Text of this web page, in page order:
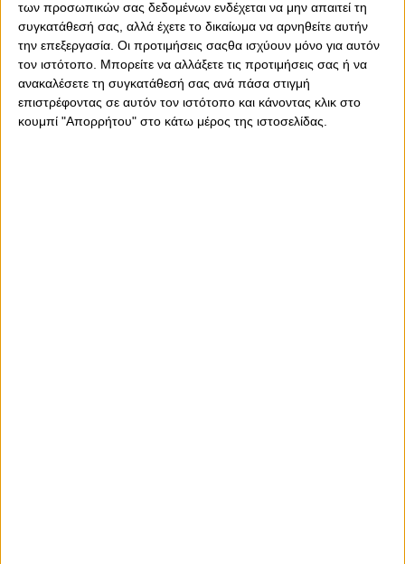
των προσωπικών σας δεδομένων ενδέχεται να μην απαιτεί τη
συγκατάθεσή σας, αλλά έχετε το δικαίωμα να αρνηθείτε αυτήν
την επεξεργασία. Οι προτιμήσεις σαςθα ισχύουν μόνο για αυτόν
τον ιστότοπο. Μπορείτε να αλλάξετε τις προτιμήσεις σας ή να
ανακαλέσετε τη συγκατάθεσή σας ανά πάσα στιγμή
επιστρέφοντας σε αυτόν τον ιστότοπο και κάνοντας κλικ στο
κουμπί "Απορρήτου" στο κάτω μέρος της ιστοσελίδας.
εννιά μπλοκ.
Επόμενο φιλικό την Τετάρτη (24/9) στο Ρέντη, με τον
Θρύλο να συνεχίζει με αμείωτη ένταση την προετοιμασία
του για την αγωνιστική σεζόν 2025-26.
Τα σετ (3-1): 30-28, 25-27, 25-19, 25-18